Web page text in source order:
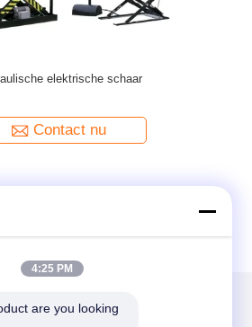
enkele schaarlift, solide en
Contact nu
4:25 PM
are you looking